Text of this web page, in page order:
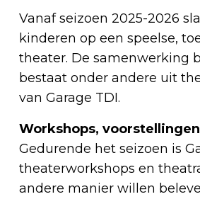
Vanaf seizoen 2025-2026
kinderen op een speelse,
theater. De samenwerking
bestaat onder andere uit
van Garage TDI.
Workshops,
Gedurende het seizoen is
theaterworkshops en
andere manier willen